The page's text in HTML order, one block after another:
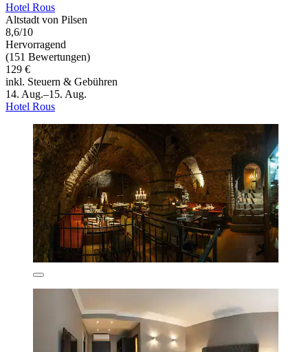
Hotel Rous
Altstadt von Pilsen
8,6/10
Hervorragend
(151 Bewertungen)
129 €
inkl. Steuern & Gebühren
14. Aug.–15. Aug.
Hotel Rous